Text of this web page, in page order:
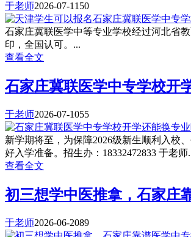
于老师2026-07-11 50
石家庄冀联医学中等专业学校经过河北省
印，全国认可。...
查看全文
石家庄冀联医学中专学校开
于老师2026-07-1055
新学期将至，为保障2026级新生顺利入校
好入学准备。招生办：18332472833 于老师
查看全文
初三想学中医推拿，石家庄
于老师2026-06-2089